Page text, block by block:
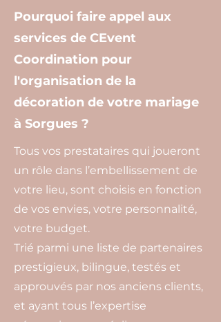
Pourquoi faire appel aux
services de CEvent
Coordination pour
l'organisation de la
décoration de votre mariage
à Sorgues ?
Tous vos prestataires qui joueront
un rôle dans l’embellissement de
votre lieu, sont choisis en fonction
de vos envies, votre personnalité,
votre budget.
Trié parmi une liste de partenaires
prestigieux, bilingue, testés et
approuvés par nos anciens clients,
et ayant tous l’expertise